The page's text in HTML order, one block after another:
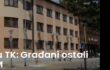
Građani ostali